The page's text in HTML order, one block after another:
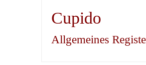
Cupido
Allgemeines